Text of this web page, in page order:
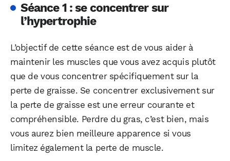
Séance 1 : se concentrer sur
l’hypertrophie
L’objectif de cette séance est de vous aider à
maintenir les muscles que vous avez acquis plutôt
que de vous concentrer spécifiquement sur la
perte de graisse. Se concentrer exclusivement sur
la perte de graisse est une erreur courante et
compréhensible. Perdre du gras, c’est bien, mais
vous aurez bien meilleure apparence si vous
limitez également la perte de muscle.